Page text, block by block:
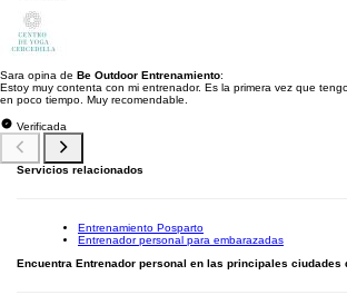
Sara opina de Be Outdoor Entrenamiento:
Estoy muy contenta con mi entrenador. Es la primera vez que
en poco tiempo. Muy recomendable.
Verificada
Servicios relacionados
Entrenamiento Posparto
Entrenador personal para embarazadas
Encuentra Entrenador personal en las principales ciudades